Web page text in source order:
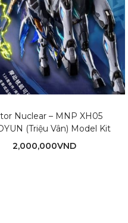
Nuclear – MNP XH05
(Triệu Vân) Model Kit
2,000,000VND